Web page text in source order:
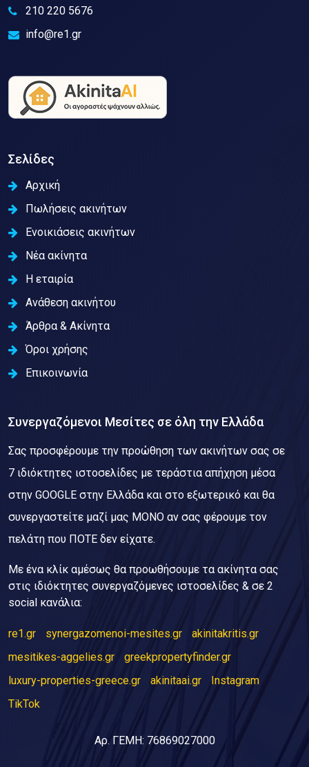
210 220 5676
info@re1.gr
Σελίδες
Αρχική
Πωλήσεις ακινήτων
Ενοικιάσεις ακινήτων
Νέα ακίνητα
Η εταιρία
Ανάθεση ακινήτου
Άρθρα & Ακίνητα
Όροι χρήσης
Επικοινωνία
Συνεργαζόμενοι Μεσίτες σε όλη την Ελλάδα
Σας προσφέρουμε την προώθηση των ακινήτων σας σε
7 ιδιόκτητες ιστοσελίδες με τεράστια απήχηση μέσα
στην GOOGLE στην Ελλάδα και στο εξωτερικό και θα
συνεργαστείτε μαζί μας ΜΟΝΟ αν σας φέρουμε τον
πελάτη που ΠΟΤΕ δεν είχατε.
Με ένα κλίκ αμέσως θα προωθήσουμε τα ακίνητα σας
στις ιδιόκτητες συνεργαζόμενες ιστοσελίδες & σε 2
social κανάλια:
re1.gr synergazomenoi-mesites.gr
akinitakritis.gr
mesitikes-aggelies.gr
greekpropertyfinder.gr
luxury-properties-greece.gr
akinitaai.gr
Instagram
TikTok
Αρ. ΓΕΜΗ: 76869027000